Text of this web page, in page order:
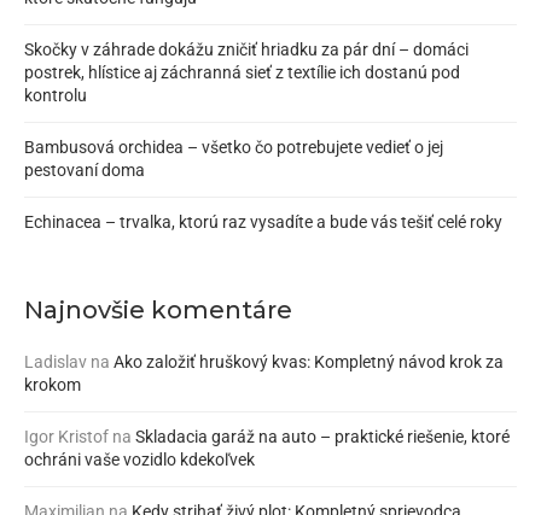
Skočky v záhrade dokážu zničiť hriadku za pár dní – domáci
postrek, hlístice aj záchranná sieť z textílie ich dostanú pod
kontrolu
Bambusová orchidea – všetko čo potrebujete vedieť o jej
pestovaní doma
Echinacea – trvalka, ktorú raz vysadíte a bude vás tešiť celé roky
Najnovšie komentáre
Ladislav na Ako založiť hruškový kvas: Kompletný návod krok za
krokom
Igor Kristof na Skladacia garáž na auto – praktické riešenie, ktoré
ochráni vaše vozidlo kdekoľvek